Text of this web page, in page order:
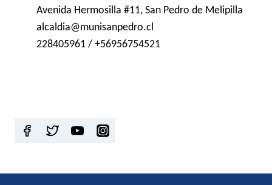
Avenida Hermosilla #11, San Pedro de Melipilla
alcaldia@munisanpedro.cl
228405961 / +56956754521